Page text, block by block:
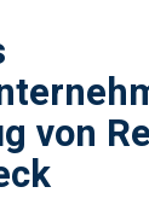
von